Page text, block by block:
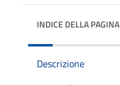
INDICE DELLA PAGINA
Descrizione